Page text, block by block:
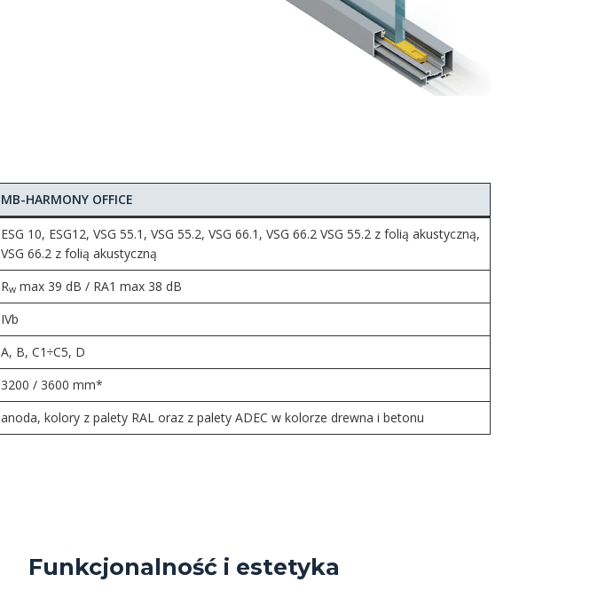
MB-HARMONY OFFICE
ESG 10, ESG12, VSG 55.1, VSG 55.2, VSG 66.1, VSG 66.2 VSG 55.2 z folią akustyczną,
VSG 66.2 z folią akustyczną
Rwmax 39 dB / RA1 max 38 dB
IVb
A, B, C1÷C5, D
3200 / 3600 mm*
anoda, kolory z palety RAL oraz z palety ADEC w kolorze drewna i betonu
Funkcjonalność i estetyka